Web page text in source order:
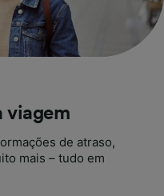
viagem
de atraso,
mais – tudo em